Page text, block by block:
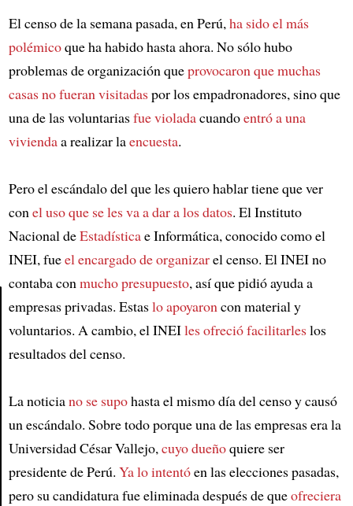
Article
El censo de la semana pasada, en Perú,ha sido el más
polémicoque ha habido hasta ahora. No sólo hubo
problemas de organización queprovocaron que muchas
casas no fueran visitadaspor los empadronadores, sino que
una de las voluntariasfue violadacuandoentró a una
viviendaa realizar laencuesta.
Pero el escándalo del que les quiero hablar tiene que ver
conel uso que se les va a dar a los datos. El Instituto
Nacional deEstadísticae Informática, conocido como el
INEI, fueel encargado de organizarel censo. El INEI no
contaba conmucho presupuesto, así que pidió ayuda a
empresas privadas. Estaslo apoyaroncon material y
voluntarios. A cambio, el INEIles ofreció facilitarleslos
resultados del censo.
La noticiano se supohasta el mismo día del censo y causó
un escándalo. Sobre todo porque una de las empresas era la
Universidad César Vallejo,cuyo dueñoquiere ser
presidente de Perú. Ya lo intentóen las elecciones pasadas,
pero su candidatura fue eliminada después de queofreciera